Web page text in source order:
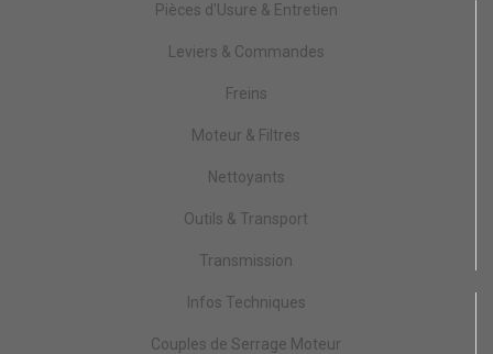
Pièces d'Usure & Entretien
Leviers & Commandes
Freins
Moteur & Filtres
Nettoyants
Outils & Transport
Transmission
Infos Techniques
Couples de Serrage Moteur